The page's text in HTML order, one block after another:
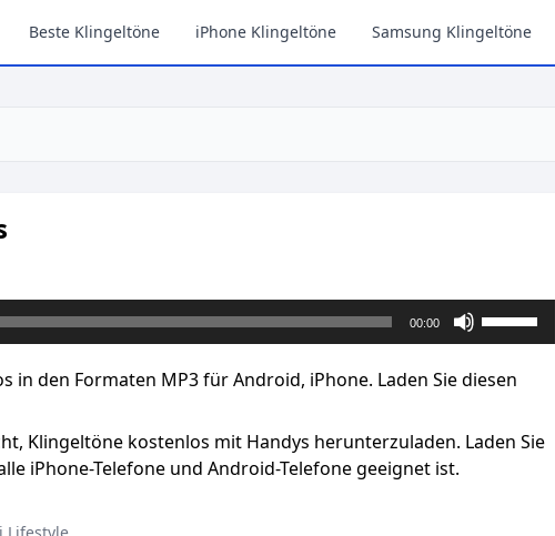
Beste Klingeltöne iPhone Klingeltöne Samsung Klingeltöne
00:00
um
Lautstärke
in den Formaten MP3 für Android, iPhone. Laden Sie diesen
Klingeltöne kostenlos mit Handys herunterzuladen. Laden Sie
iPhone-Telefone und Android-Telefone geeignet ist.